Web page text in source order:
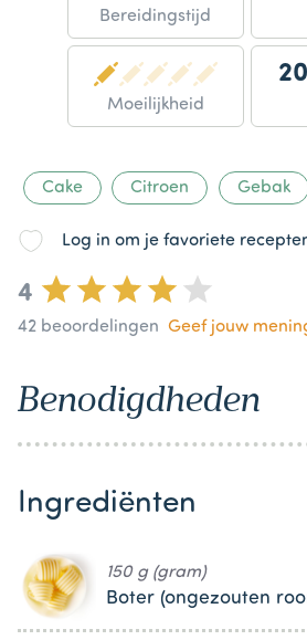
Bereidingstijd
Moeilijkheid
Cake Citroen Gebak
Log in om je favoriete
4
42 beoordelingen Geef jouw
Benodigdheden
Ingrediënten
150 g (gram)
Boter (ongezouten